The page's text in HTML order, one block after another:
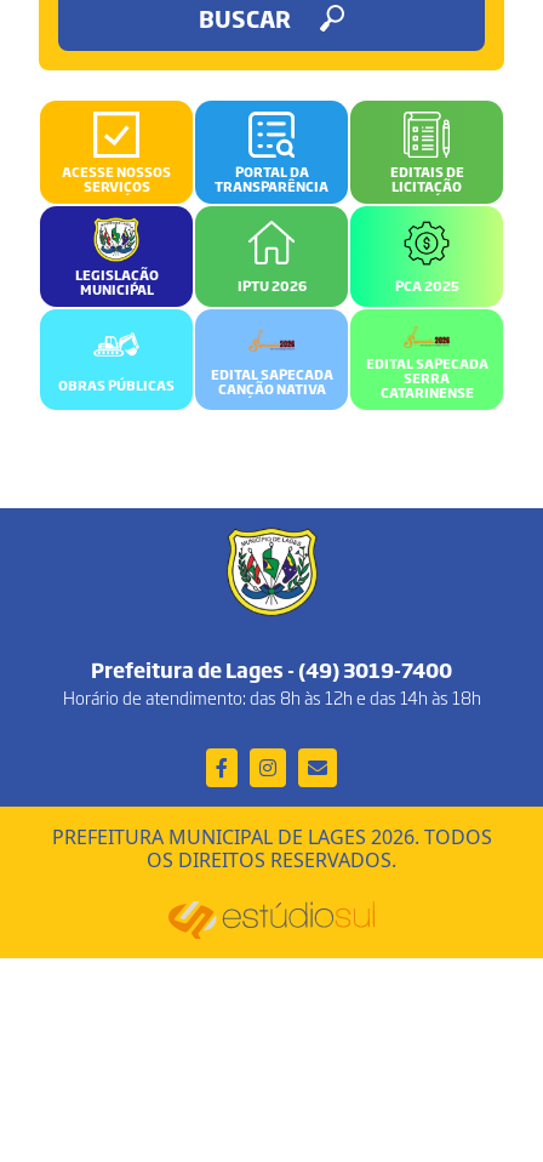
BUSCAR
ACESSE NOSSOS
SERVIÇOS
PORTAL DA
TRANSPARÊNCIA
EDITAIS DE
LICITAÇÃO
LEGISLAÇÃO
MUNICIPAL IPTU 2026 PCA 2025
OBRAS PÚBLICAS
EDITAL SAPECADA
CANÇÃO NATIVA
EDITAL SAPECADA
SERRA
CATARINENSE
Prefeitura de Lages - (49) 3019-7400
Horário de atendimento: das 8h às 12h e das 14h às 18h
PREFEITURA MUNICIPAL DE LAGES 2026. TODOS
OS DIREITOS RESERVADOS.